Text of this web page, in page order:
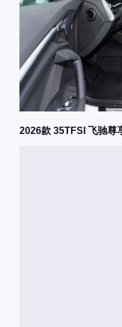
2026款 35TFSI 飞驰尊